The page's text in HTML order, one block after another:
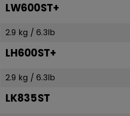
LW600ST+
2.9 kg / 6.3lb
LH600ST+
2.9 kg / 6.3lb
LK835ST